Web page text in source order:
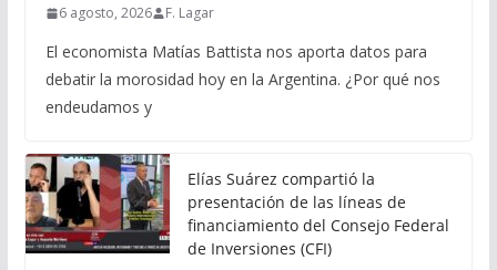
6 agosto, 2026 F. Lagar
El economista Matías Battista nos aporta datos para
debatir la morosidad hoy en la Argentina. ¿Por qué nos
endeudamos y
Elías Suárez compartió la
presentación de las líneas de
financiamiento del Consejo Federal
de Inversiones (CFI)